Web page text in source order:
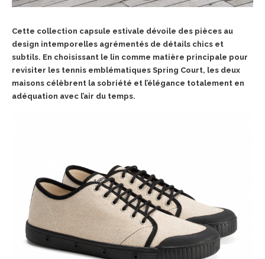
Cette collection capsule estivale dévoile des pièces au
design intemporelles agrémentés de détails chics et
subtils. En choisissant le lin comme matière principale pour
revisiter les tennis emblématiques Spring Court, les deux
maisons célèbrent la sobriété et l’élégance totalement en
adéquation avec l’air du temps.